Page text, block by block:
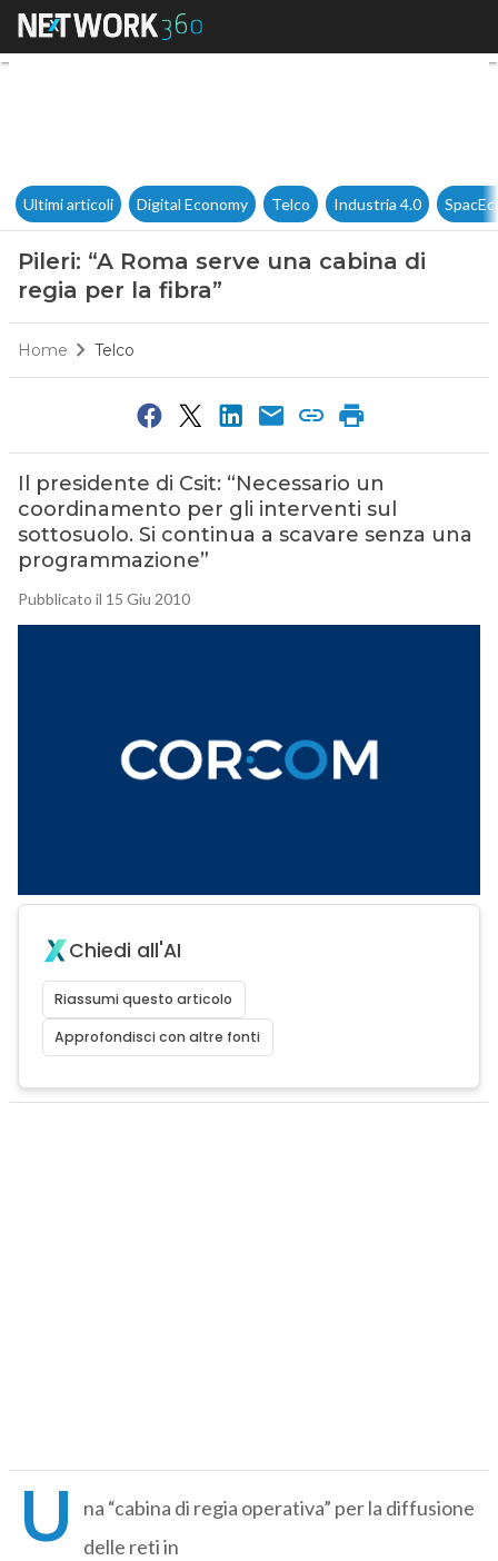
Pileri: “A Roma serve una
Ultimi articoli Digital Economy Telco Industria 4.0
Pileri: “A Roma serve una cabina di
regia per la fibra”
Home Telco
Il presidente di Csit: “Necessario un
coordinamento per gli interventi sul
sottosuolo. Si continua a scavare senza una
programmazione”
Pubblicato il 15 Giu 2010
Chiedi all'AI
Riassumi questo articolo
Approfondisci con altre fonti
U
na “cabina di regia operativa” per la diffusione
delle reti in